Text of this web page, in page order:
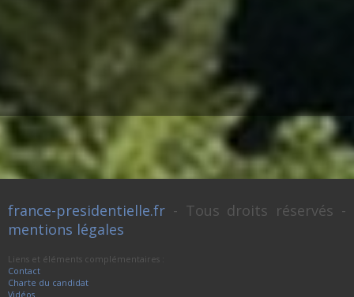
france-presidentielle.fr - Tous droits réservés -
mentions légales
Liens et éléments complémentaires :
Contact
Charte du candidat
Vidéos